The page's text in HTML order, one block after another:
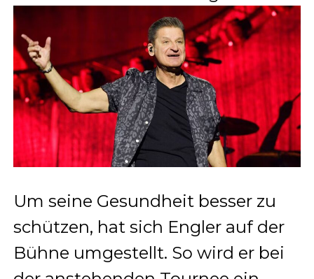
Um seine Gesundheit besser zu
schützen, hat sich Engler auf der
Bühne umgestellt. So wird er bei